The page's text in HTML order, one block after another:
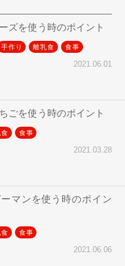
ズを使う時のポイント
手作り 離乳食 食事
2021.06.01
ごを使う時のポイント
食事
2021.03.28
マンを使う時のポイン
食事
2021.06.06